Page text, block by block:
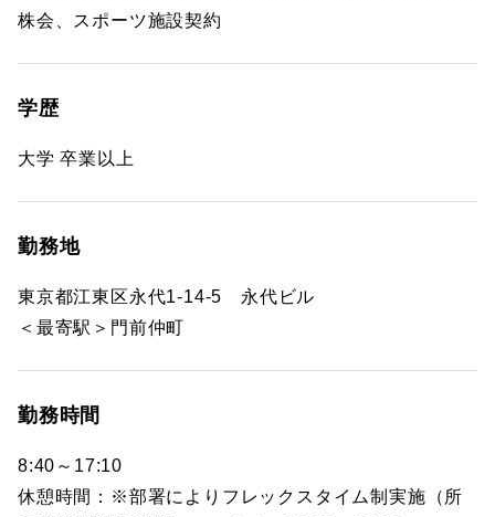
株会、スポーツ施設契約
学歴
大学 卒業以上
勤務地
東京都江東区永代1-14-5 永代ビル
＜最寄駅＞門前仲町
勤務時間
8:40～17:10
休憩時間：※部署によりフレックスタイム制実施（所